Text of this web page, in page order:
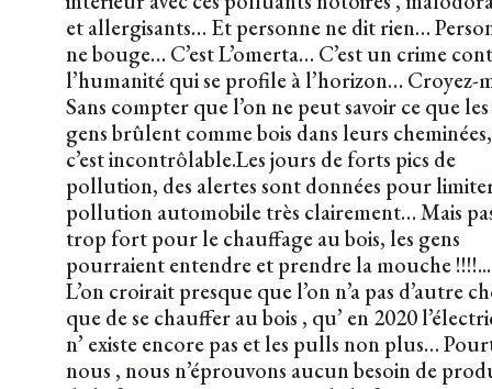
et allergisants… Et personne ne dit rien…
ne bouge… C’est L’omerta… C’est un crime
l’humanité qui se profile à l’horizon… Croyez-
Sans compter que l’on ne peut savoir ce que les
gens brûlent comme bois dans leurs
c’est incontrôlable.Les jours de forts pics de
pollution, des alertes sont données pour
pollution automobile très clairement… Mais
trop fort pour le chauffage au bois, les gens
pourraient entendre et prendre la mouche
L’on croirait presque que l’on n’a pas d’autre
que de se chauffer au bois , qu’ en 2020
n’ existe encore pas et les pulls non plus…
nous , nous n’éprouvons aucun besoin de